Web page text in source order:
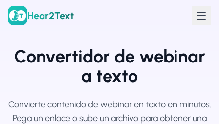
Hear2Text
Convertidor de webinar
a texto
Convierte contenido de webinar en texto en minutos.
Pega un enlace o sube un archivo para obtener una